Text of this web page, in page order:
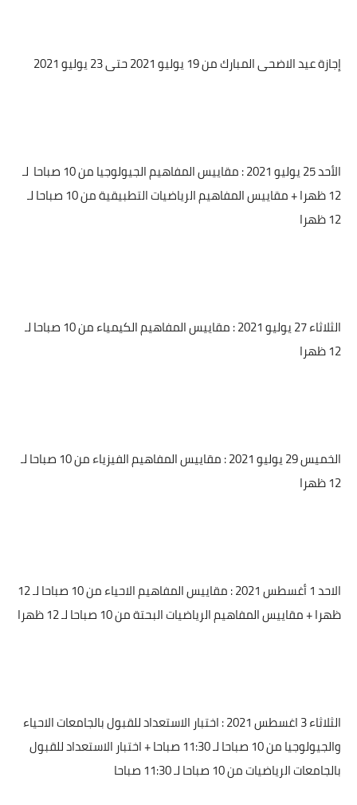
إجازة عيد الاضحى المبارك من 19 يوليو 2021 حتى 23 يوليو 2021
الأحد 25 يوليو 2021 : مقاييس المفاهيم الجيولوجيا من 10 صباحا
لـ
12 ظهرا + مقاييس المفاهيم الرياضيات التطبيقية من 10 صباحا لـ
12 ظهرا
الثلاثاء 27 يوليو 2021 : مقاييس المفاهيم الكيمياء من 10 صباحا لـ
12 ظهرا
الخميس 29 يوليو 2021 : مقاييس المفاهيم الفيزياء من 10 صباحا لـ
12 ظهرا
الاحد 1 أغسطس 2021 : مقاييس المفاهيم الاحياء من 10 صباحا لـ 12
ظهرا + مقاييس المفاهيم الرياضيات البحتة من 10 صباحا لـ 12 ظهرا
الثلاثاء 3 اغسطس 2021 : اختبار الاستعداد للقبول بالجامعات الاحياء
والجيولوجيا من 10 صباحا لـ 11:30 صباحا + اختبار الاستعداد للقبول
بالجامعات الرياضيات من 10 صباحا لـ 11:30 صباحا